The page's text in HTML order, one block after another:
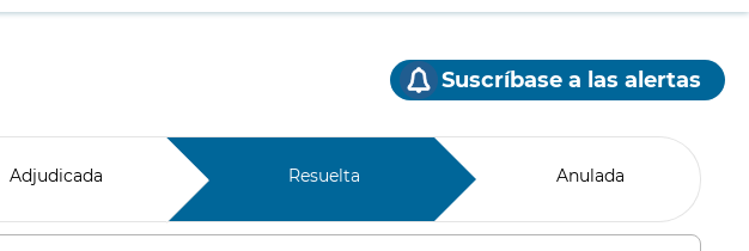
Suscríbase a las alertas
Adjudicada Resuelta Anulada